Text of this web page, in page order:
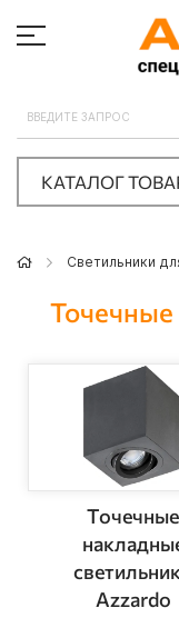
КАТАЛОГ
Светильники
Точечные
Точечные
Azzardo